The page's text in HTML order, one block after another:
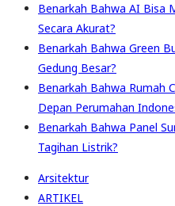
Benarkah Bahwa AI Bisa
Secara Akurat?
Benarkah Bahwa Green
Gedung Besar?
Benarkah Bahwa Rumah
Depan Perumahan
Benarkah Bahwa Panel
Tagihan Listrik?
Arsitektur
ARTIKEL